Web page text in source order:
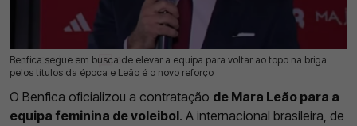
Benfica segue em busca de elevar a equipa para voltar ao topo na briga
pelos títulos da época e Leão é o novo reforço
18 Jul 2026 | 15:50 | 0
O Benfica oficializou a contratação de Mara Leão para a
equipa feminina de voleibol. A internacional brasileira, de